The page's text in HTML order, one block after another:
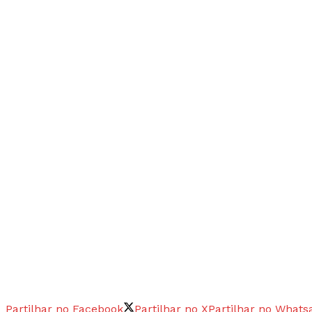
Partilhar no Facebook Partilhar no XPartilhar no